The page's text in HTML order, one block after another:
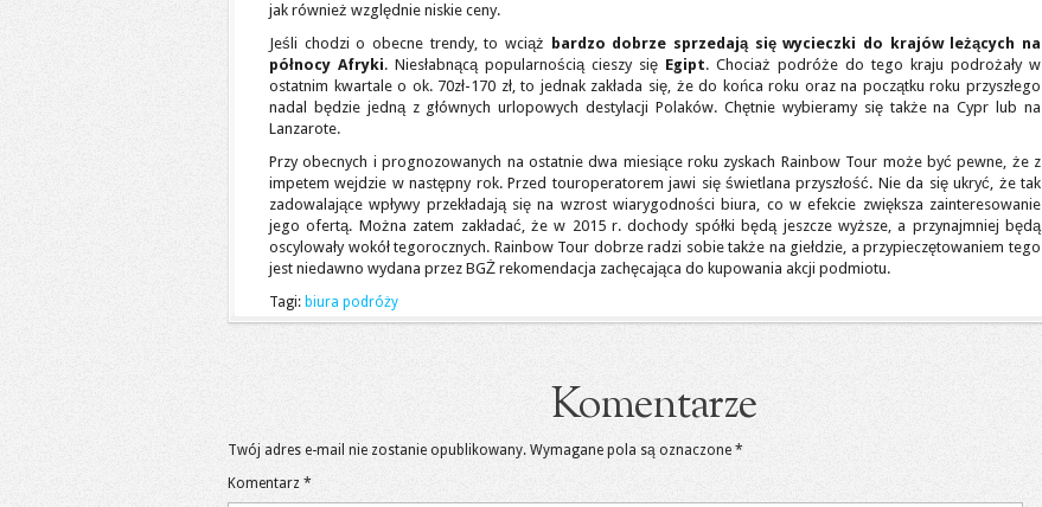
jak również względnie niskie ceny.
Jeśli chodzi o obecne trendy, to wciąż bardzo dobrze sprzedają się wycieczki do krajów leżących na
północy Afryki. Niesłabnącą popularnością cieszy się Egipt. Chociaż podróże do tego kraju podrożały w
ostatnim kwartale o ok. 70zł-170 zł, to jednak zakłada się, że do końca roku oraz na początku roku przyszłego
nadal będzie jedną z głównych urlopowych destylacji Polaków. Chętnie wybieramy się także na Cypr lub na
Lanzarote.
Przy obecnych i prognozowanych na ostatnie dwa miesiące roku zyskach Rainbow Tour może być pewne, że z
impetem wejdzie w następny rok. Przed touroperatorem jawi się świetlana przyszłość. Nie da się ukryć, że tak
zadowalające wpływy przekładają się na wzrost wiarygodności biura, co w efekcie zwiększa zainteresowanie
jego ofertą. Można zatem zakładać, że w 2015 r. dochody spółki będą jeszcze wyższe, a przynajmniej będą
oscylowały wokół tegorocznych. Rainbow Tour dobrze radzi sobie także na giełdzie, a przypieczętowaniem tego
jest niedawno wydana przez BGŻ rekomendacja zachęcająca do kupowania akcji podmiotu.
Tagi: biura podróży
Komentarze
Twój adres e-mail nie zostanie opublikowany. Wymagane pola są oznaczone *
Komentarz *